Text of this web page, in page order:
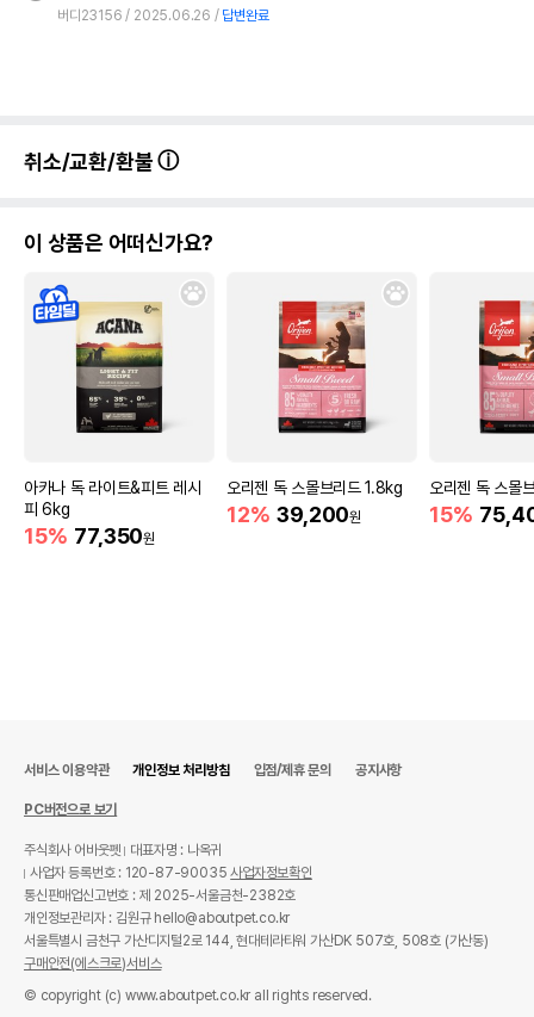
버디23156 2025.06.26 답변완료
취소/교환/환불
이 상품은 어떠신가요?
아카나 독 라이트&피트 레시
피 6kg
15% 77,350원
오리젠 독 스몰브리드 1.8kg
12% 39,200원
오리젠 독 스몰
15%
서비스 이용약관 개인정보 처리방침 입점/제휴 문의 공지사항
PC버전으로 보기
주식회사 어바웃펫
대표자명 : 나옥귀
사업자 등록번호 : 120-87-90035사업자정보확인
통신판매업신고번호 : 제 2025-서울금천-2382호
개인정보관리자 : 김원규 hello@aboutpet.co.kr
서울특별시 금천구 가산디지털2로 144, 현대테라타워 가산DK 507호, 508호 (가산동)
구매안전(에스크로)서비스
© copyright (c) www.aboutpet.co.kr all rights reserved.